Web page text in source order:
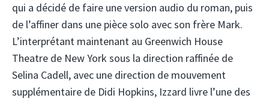
qui a décidé de faire une version audio du roman, puis
de l’affiner dans une pièce solo avec son frère Mark.
L’interprétant maintenant au Greenwich House
Theatre de New York sous la direction raffinée de
Selina Cadell, avec une direction de mouvement
supplémentaire de Didi Hopkins, Izzard livre l’une des